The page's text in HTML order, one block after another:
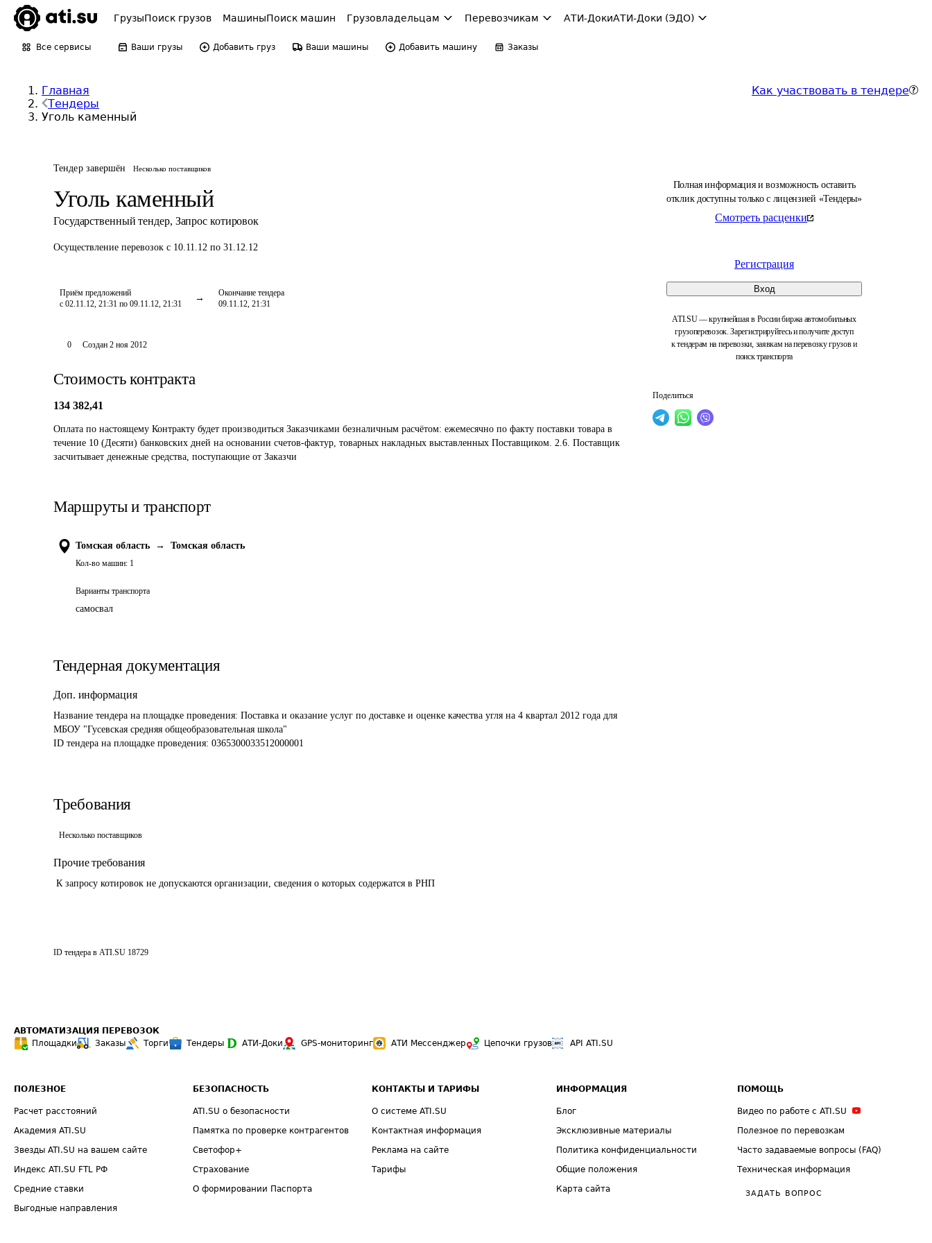
ГрузыПоиск грузов МашиныПоиск машин Грузовладельцам Перевозчикам АТИ-ДокиАТИ-Доки (ЭДО)
Все сервисы Ваши грузы Добавить груз Ваши машины Добавить машину Заказы
Главная
Тендеры
Уголь каменный
Как участвовать в тендере
Тендер завершён Несколько поставщиков
Уголь каменный
Государственный тендер, Запрос котировок
Осуществление перевозок с 10.11.12 по 31.12.12
Приём предложений
с 02.11.12, 21:31 по 09.11.12, 21:31
Окончание тендера
09.11.12, 21:31
Полная информация и возможность оставить
отклик доступны только с лицензией «Тендеры»
Смотреть расценки
Регистрация
Вход
ATI.SU — крупнейшая в России биржа автомобильных
грузоперевозок. Зарегистрируйтесь и получите доступ
к тендерам на перевозки, заявкам на перевозку грузов и
поиск транспорта
Поделиться
0 Создан 2 ноя 2012
Стоимость контракта
134 382,41
Оплата по настоящему Контракту будет производиться Заказчиками безналичным расчётом: ежемесячно по факту поставки товара в
течение 10 (Десяти) банковских дней на основании счетов-фактур, товарных накладных выставленных Поставщиком. 2.6. Поставщик
засчитывает денежные средства, поступающие от Заказчи
Маршруты и транспорт
Томская область → Томская область
Кол-во машин: 1
Варианты транспорта
самосвал
Тендерная документация
Доп. информация
Название тендера на площадке проведения: Поставка и оказание услуг по доставке и оценке качества угля на 4 квартал 2012 года для
МБОУ "Гусевская средняя общеобразовательная школа"
ID тендера на площадке проведения: 0365300033512000001
Требования
Несколько поставщиков
Прочие требования
К запросу котировок не допускаются организации, сведения о которых содержатся в РНП
ID тендера в ATI.SU 18729
АВТОМАТИЗАЦИЯ ПЕРЕВОЗОК
Площадки
Заказы Торги Тендеры АТИ-Доки GPS-мониторинг АТИ Мессенджер Цепочки грузов API ATI.SU
ПОЛЕЗНОЕ
Расчет расстояний
Академия ATI.SU
Звезды ATI.SU на вашем сайте
Индекс ATI.SU FTL РФ
Средние ставки
Выгодные направления
БЕЗОПАСНОСТЬ
ATI.SU о безопасности
Памятка по проверке контрагентов
Светофор+
Страхование
О формировании Паспорта
КОНТАКТЫ И ТАРИФЫ
О системе ATI.SU
Контактная информация
Реклама на сайте
Тарифы
ИНФОРМАЦИЯ
Блог
Эксклюзивные материалы
Политика конфиденциальности
Общие положения
Карта сайта
ПОМОЩЬ
Видео по работе с ATI.SU
Полезное по перевозкам
Часто задаваемые вопросы (FAQ)
Техническая информация
ЗАДАТЬ ВОПРОС